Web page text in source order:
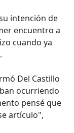
intención de
encuentro a
cuando ya
Del Castillo
ocurriendo
pensé que
artículo",